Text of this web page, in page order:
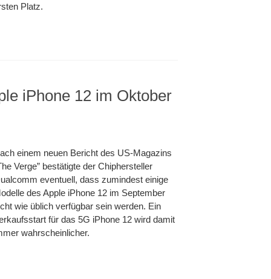
Platz.
iPhone 12 im Oktober
einem neuen Bericht des US-Magazins
Verge” bestätigte der Chiphersteller
eventuell, dass zumindest einige
des Apple iPhone 12 im September
wie üblich verfügbar sein werden. Ein
für das 5G iPhone 12 wird damit
wahrscheinlicher.